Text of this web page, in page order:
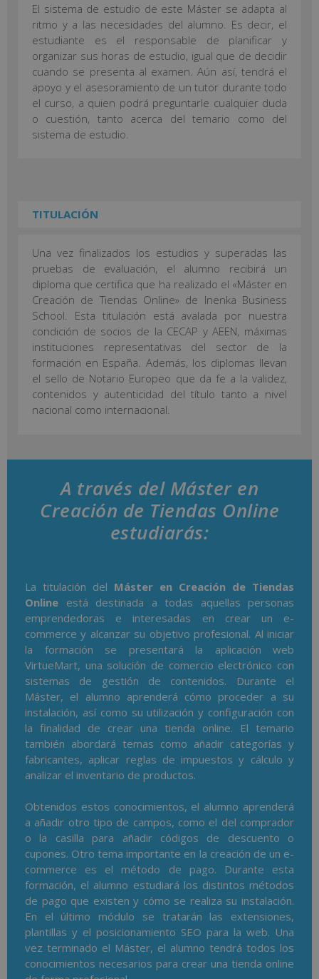
El sistema de estudio de este Máster se adapta al
ritmo y a las necesidades del alumno. Es decir, el
estudiante es el responsable de planificar y
organizar sus horas de estudio, igual que de decidir
cuando se presenta al examen. Aún así, tendrá el
apoyo y el asesoramiento de un tutor durante todo
el curso, a quien podrá preguntarle cualquier duda
o cuestión, tanto acerca del temario como del
sistema de estudio.
TITULACIÓN
Una vez finalizados los estudios y superadas las
pruebas de evaluación, el alumno recibirá un
diploma que certifica que ha realizado el «Máster en
Creación de Tiendas Online» de Inenka Business
School. Esta titulación está avalada por nuestra
condición de socios de la CECAP y AEEN, máximas
instituciones representativas del sector de la
formación en España. Además, los diplomas llevan
el sello de Notario Europeo que da fe a la validez,
contenidos y autenticidad del título tanto a nivel
nacional como internacional.
A través del Máster en
Creación de Tiendas Online
estudiarás:
La titulación del Máster en Creación de Tiendas
Online está destinada a todas aquellas personas
emprendedoras e interesadas en crear un e-
commerce y alcanzar su objetivo profesional. Al iniciar
la formación se presentará la aplicación web
VirtueMart, una solución de comercio electrónico con
sistemas de gestión de contenidos. Durante el
Máster, el alumno aprenderá cómo proceder a su
instalación, así como su utilización y configuración con
la finalidad de crear una tienda online. El temario
también abordará temas como añadir categorías y
fabricantes, aplicar reglas de impuestos y cálculo y
analizar el inventario de productos.
Obtenidos estos conocimientos, el alumno aprenderá
a añadir otro tipo de campos, como el del comprador
o la casilla para añadir códigos de descuento o
cupones. Otro tema importante en la creación de un e-
commerce es el método de pago. Durante esta
formación, el alumno estudiará los distintos métodos
de pago que existen y cómo se realiza su instalación.
En el último módulo se tratarán las extensiones,
plantillas y el posicionamiento SEO para la web. Una
vez terminado el Máster, el alumno tendrá todos los
conocimientos necesarios para crear una tienda online